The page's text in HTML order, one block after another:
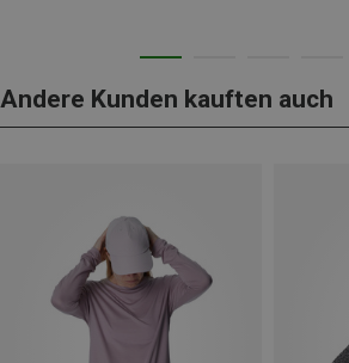
Andere Kunden kauften auch